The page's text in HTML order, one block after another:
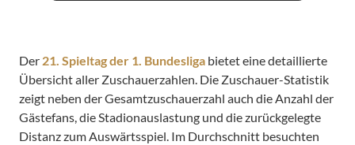
Der 21. Spieltag der 1. Bundesliga bietet eine detaillierte
Übersicht aller Zuschauerzahlen. Die Zuschauer-Statistik
zeigt neben der Gesamtzuschauerzahl auch die Anzahl der
Gästefans, die Stadionauslastung und die zurückgelegte
Distanz zum Auswärtsspiel. Im Durchschnitt besuchten